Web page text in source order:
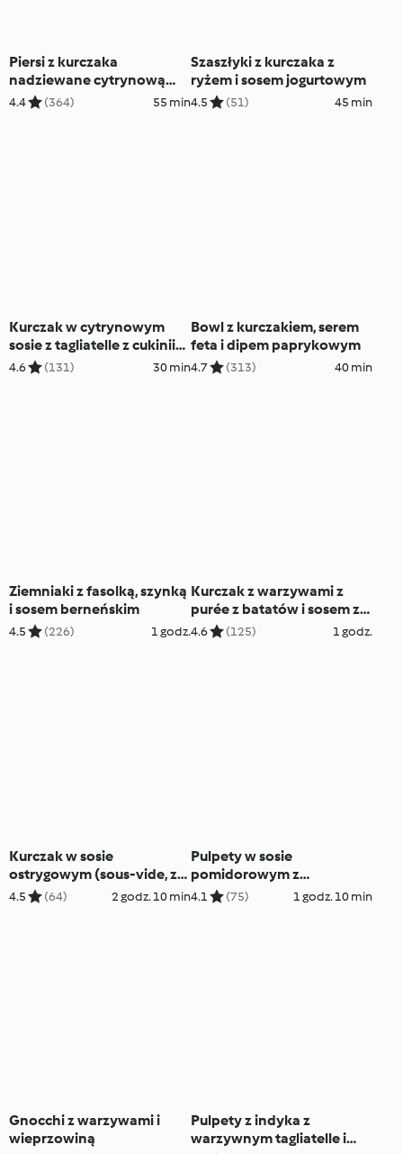
Piersi z kurczaka
nadziewane cytrynową
ricottą z pomidorowym
4.4 (364) 55 min
Szaszłyki z kurczaka z
ryżem i sosem jogurtowym
4.5 (51) 45 min
Kurczak w cytrynowym
sosie z tagliatelle z cukinii
(TM6, TM7)
4.6 (131) 30 min
Bowl z kurczakiem, serem
feta i dipem paprykowym
4.7 (313) 40 min
Ziemniaki z fasolką, szynką
i sosem berneńskim
4.5 (226) 1 godz.
Kurczak z warzywami z
purée z batatów i sosem z
nerkowców
4.6 (125) 1 godz.
Kurczak w sosie
ostrygowym (sous-vide, z
osłoną noża miksującego) z
4.5 (64) 2 godz. 10 min
Pulpety w sosie
pomidorowym z
pieczarkami
4.1 (75) 1 godz. 10 min
Gnocchi z warzywami i
wieprzowiną
Pulpety z indyka z
warzywnym tagliatelle i